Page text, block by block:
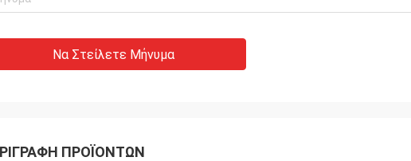
Να Στείλετε Μήνυμα
ΠΡΟΪΌΝΤΩΝ